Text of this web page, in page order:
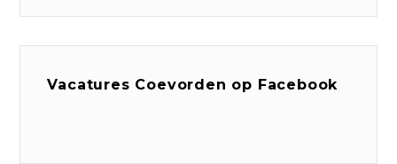
Vacatures Coevorden op Facebook